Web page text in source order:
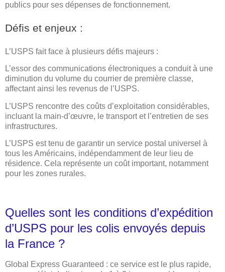
publics pour ses dépenses de fonctionnement.
Défis et enjeux :
L’USPS fait face à plusieurs défis majeurs :
L’essor des communications électroniques a conduit à une
diminution du volume du courrier de première classe,
affectant ainsi les revenus de l’USPS.
L’USPS rencontre des coûts d’exploitation considérables,
incluant la main-d’œuvre, le transport et l’entretien de ses
infrastructures.
L’USPS est tenu de garantir un service postal universel à
tous les Américains, indépendamment de leur lieu de
résidence. Cela représente un coût important, notamment
pour les zones rurales.
Quelles sont les conditions d’expédition
d’USPS pour les colis envoyés depuis
la France ?
Global Express Guaranteed : ce service est le plus rapide,